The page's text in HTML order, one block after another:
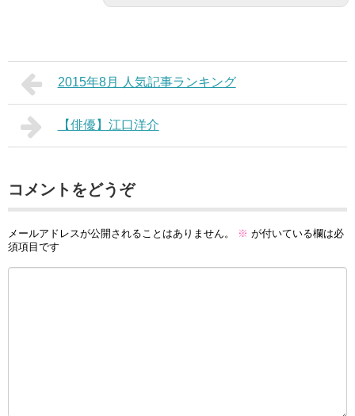
2015年8月 人気記事ランキング
【俳優】江口洋介
コメントをどうぞ
メールアドレスが公開されることはありません。 ※ が付いている欄は必
須項目です